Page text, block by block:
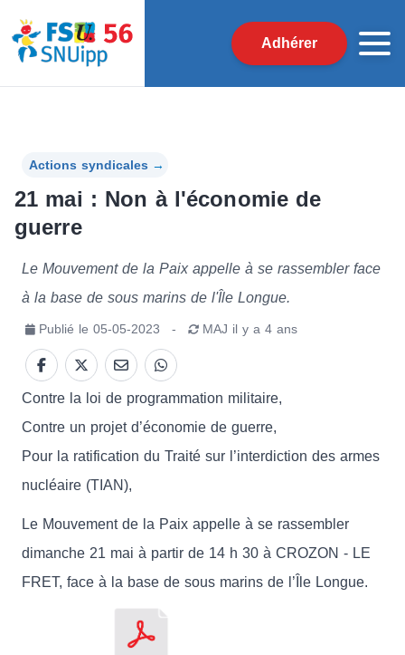
Adhérer
Actions syndicales →
21 mai : Non à l'économie de
guerre
Le Mouvement de la Paix appelle à se rassembler face
à la base de sous marins de l'Île Longue.
Publié le 05-05-2023 - MAJ il y a 4 ans
Contre la loi de programmation militaire,
Contre un projet d’économie de guerre,
Pour la ratification du Traité sur l’interdiction des armes
nucléaire (TIAN),
Le Mouvement de la Paix appelle à se rassembler
dimanche 21 mai à partir de 14 h 30 à CROZON - LE
FRET, face à la base de sous marins de l’Île Longue.